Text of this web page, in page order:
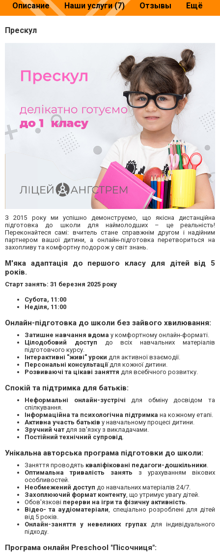
Описание Наши услуги (7) Отзывы Ещё
Прескул
З 2015 року ми успішно демонструємо, що якісна дистанційна
підготовка до школи для наймолодших – це реальність!
Переконайтеся самі: вчитель стане справжнім другом і надійним
партнером вашої дитини, а онлайн-підготовка перетвориться на
захопливу та комфортну подорож у світ знань.
М'яка адаптація до першого класу для дітей від 5
років.
Старт занять: 31 березня 2025 року
Субота, 11:00
Неділя, 11:00
Онлайн-підготовка до школи без зайвого хвилювання:
Затишне навчання вдома у комфортному онлайн-форматі.
Цілодобовий доступ до всіх навчальних матеріалів
підготовчого курсу.
Інтерактивні "живі" уроки для активної взаємодії.
Персональні консультаціїдля кожної дитини.
Розвиваючі та цікаві заняття для всебічного розвитку.
Спокій та підтримка для батьків:
Неформальні онлайн-зустрічі для обміну досвідом та
спілкування.
Інформаційна та психологічна підтримка на кожному етапі.
Активна участь батьків у навчальному процесі дитини.
Зручний чат для зв'язку з викладачами.
Постійний технічний супровід
Унікальна авторська програма підготовки до школи:
Заняття проводять кваліфіковані педагоги-дошкільники
Оптимальна тривалість занять з урахуванням вікових
особливостей.
Необмежений доступ до навчальних матеріалів 24/7.
Захоплюючий формат контенту , що утримує увагу дітей.
Обов'язкові перерви на ігри та фізичну активність
Відео- та аудіоматеріали , спеціально розроблені для дітей
від 5 років.
Онлайн-заняття у невеликих групах для індивідуального
підходу.
Програма онлайн Preschool "Пісочниця":